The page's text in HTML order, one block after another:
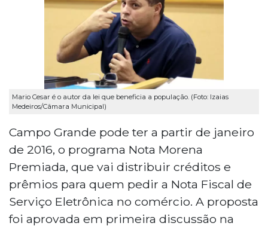
Mario Cesar é o autor da lei que beneficia a população. (Foto: Izaias
Medeiros/Câmara Municipal)
Campo Grande pode ter a partir de janeiro
de 2016, o programa Nota Morena
Premiada, que vai distribuir créditos e
prêmios para quem pedir a Nota Fiscal de
Serviço Eletrônica no comércio. A proposta
foi aprovada em primeira discussão na